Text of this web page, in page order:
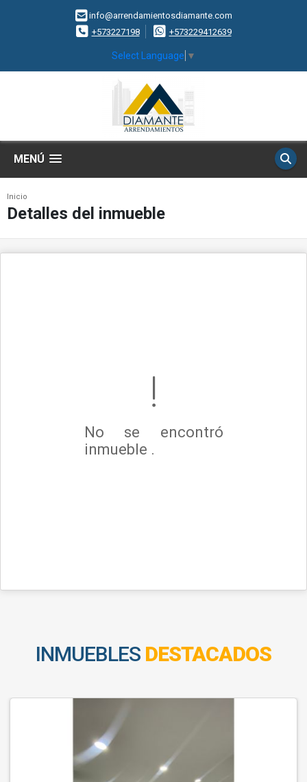
info@arrendamientosdiamante.com
+573227198
+573229412639
Select Language ▼
MENÚ
Inicio
Detalles del inmueble
No se encontró
inmueble .
INMUEBLES DESTACADOS